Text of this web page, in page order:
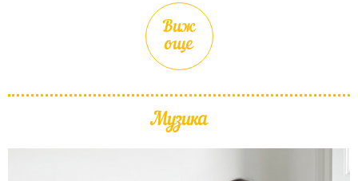
Виж
още
Музика